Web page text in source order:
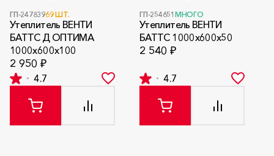
ГП-24783969 ШТ.
Утеплитель ВЕНТИ
БАТТС Д ОПТИМА
1000x600x100
2 950 ₽
4.7
ГП-254651 МНОГО
Утеплитель ВЕНТИ
БАТТС 1000x600x50
2 540 ₽
4.7